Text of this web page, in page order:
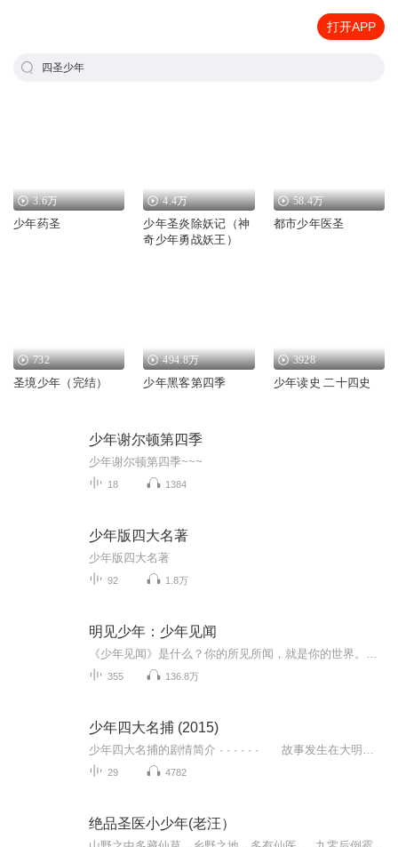
打开APP
四圣少年
3.6万
少年药圣
4.4万
少年圣炎除妖记（神
奇少年勇战妖王）
58.4万
都市少年医圣
732
圣境少年（完结）
494.8万
少年黑客第四季
3928
少年读史 二十四史
少年谢尔顿第四季
少年谢尔顿第四季~~~
18 1384
少年版四大名著
少年版四大名著
92 1.8万
明见少年：少年见闻
355 136.8万
少年四大名捕 (2015)
29 4782
绝品圣医小少年(老汪）